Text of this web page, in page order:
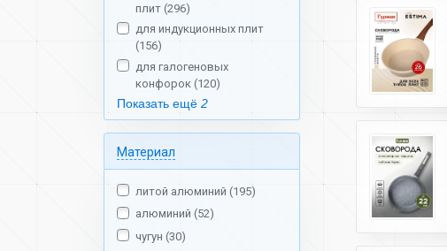
плит (296)
для индукционных плит
(156)
для галогеновых
конфорок (120)
Показать ещё 2
Материал
литой алюминий (195)
алюминий (52)
чугун (30)